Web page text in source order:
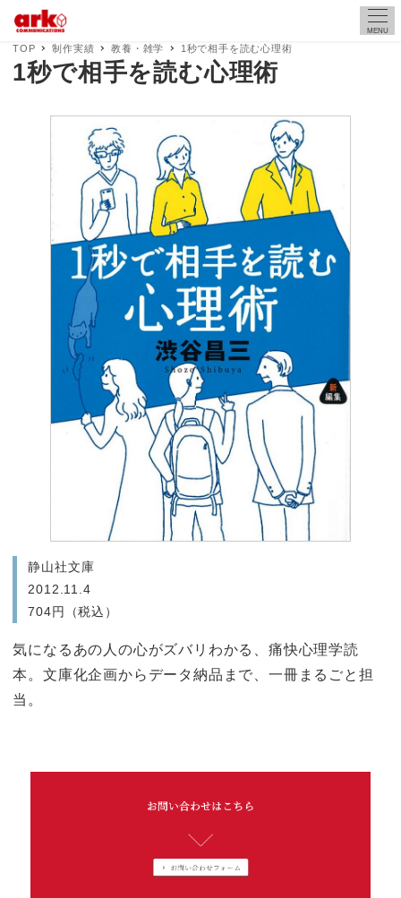
MENU
TOP 制作実績 教養・雑学 1秒で相手を読む心理術
1秒で相手を読む心理術
静山社文庫
2012.11.4
704円（税込）
気になるあの人の心がズバリわかる、痛快心理学読
本。文庫化企画からデータ納品まで、一冊まるごと担
当。